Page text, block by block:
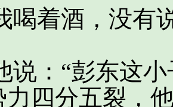
酒，没有
“彭东这小
力四分五裂，